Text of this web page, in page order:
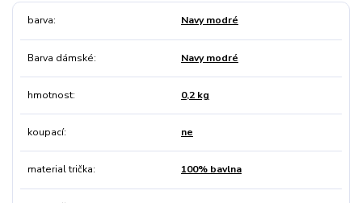
barva Navy modré
Barva dámské Navy modré
hmotnost 0,2 kg
koupací ne
material trička 100% bavlna